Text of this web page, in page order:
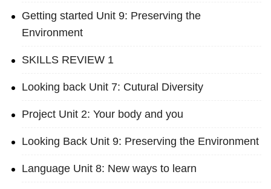
Getting started Unit 9: Preserving the
Environment
SKILLS REVIEW 1
Looking back Unit 7: Cutural Diversity
Project Unit 2: Your body and you
Looking Back Unit 9: Preserving the Environment
Language Unit 8: New ways to learn